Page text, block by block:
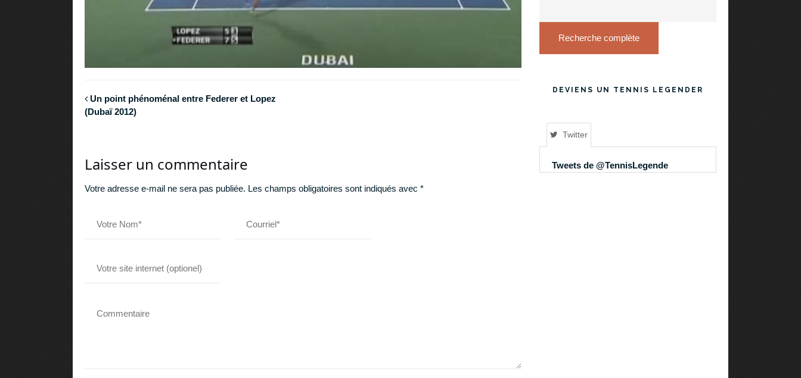
Un point phénoménal entre Federer et Lopez
(Dubaï 2012)
Laisser un commentaire
Votre adresse e-mail ne sera pas publiée. Les champs obligatoires sont indiqués avec *
Recherche complète
DEVIENS UN TENNIS LEGENDER
Twitter
Tweets de @TennisLegende